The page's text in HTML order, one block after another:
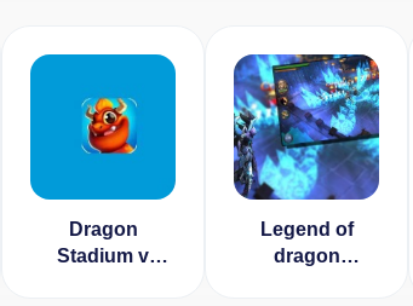
Dragon
Stadium v
Legend of
dragon